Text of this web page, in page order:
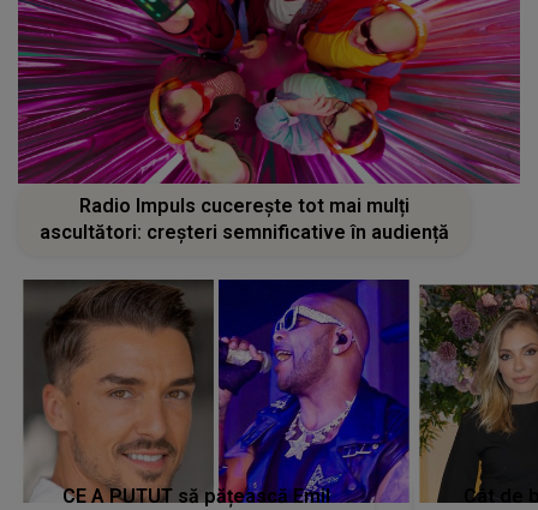
Radio Impuls cucerește tot mai mulți
ascultători: creșteri semnificative în audiență
CE A PUTUT să pățească Emil
Cât de